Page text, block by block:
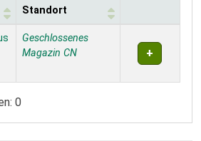
Standort
Geschlossenes
Magazin CN
0